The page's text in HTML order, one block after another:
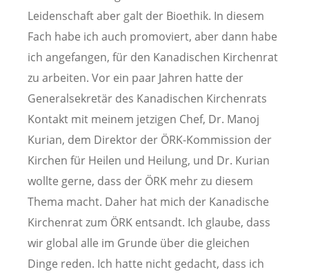
Leidenschaft aber galt der Bioethik. In diesem
Fach habe ich auch promoviert, aber dann habe
ich angefangen, für den Kanadischen Kirchenrat
zu arbeiten. Vor ein paar Jahren hatte der
Generalsekretär des Kanadischen Kirchenrats
Kontakt mit meinem jetzigen Chef, Dr. Manoj
Kurian, dem Direktor der ÖRK-Kommission der
Kirchen für Heilen und Heilung, und Dr. Kurian
wollte gerne, dass der ÖRK mehr zu diesem
Thema macht. Daher hat mich der Kanadische
Kirchenrat zum ÖRK entsandt. Ich glaube, dass
wir global alle im Grunde über die gleichen
Dinge reden. Ich hatte nicht gedacht, dass ich